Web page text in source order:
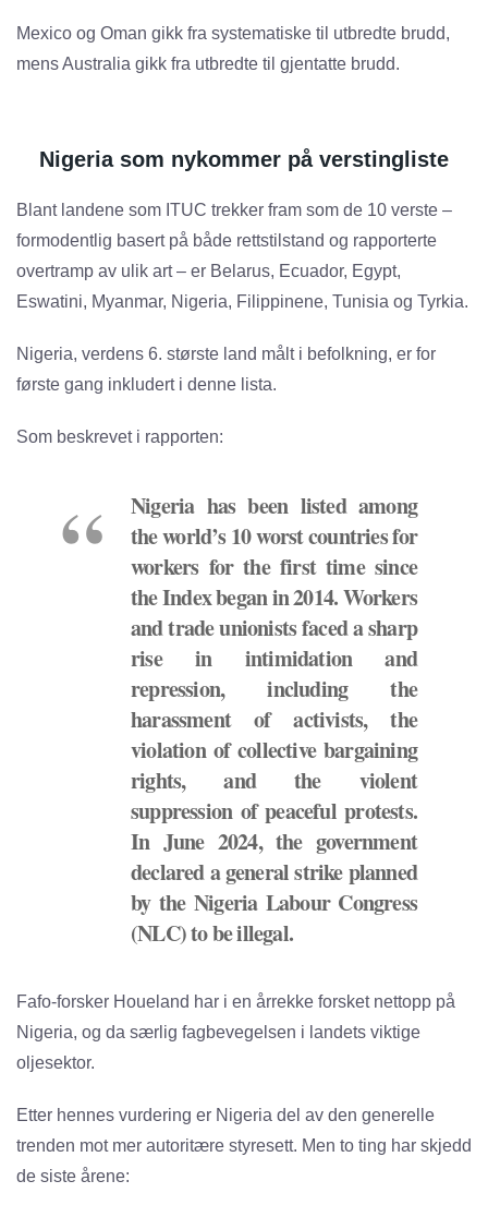
Mexico og Oman gikk fra systematiske til utbredte brudd,
mens Australia gikk fra utbredte til gjentatte brudd.
Nigeria som nykommer på verstingliste
Blant landene som ITUC trekker fram som de 10 verste –
formodentlig basert på både rettstilstand og rapporterte
overtramp av ulik art – er Belarus, Ecuador, Egypt,
Eswatini, Myanmar, Nigeria, Filippinene, Tunisia og Tyrkia.
Nigeria, verdens 6. største land målt i befolkning, er for
første gang inkludert i denne lista.
Som beskrevet i rapporten:
Nigeria has been listed among
the world’s 10 worst countries for
workers for the first time since
the Index began in 2014. Workers
and trade unionists faced a sharp
rise in intimidation and
repression, including the
harassment of activists, the
violation of collective bargaining
rights, and the violent
suppression of peaceful protests.
In June 2024, the government
declared a general strike planned
by the Nigeria Labour Congress
(NLC) to be illegal.
Fafo-forsker Houeland har i en årrekke forsket nettopp på
Nigeria, og da særlig fagbevegelsen i landets viktige
oljesektor.
Etter hennes vurdering er Nigeria del av den generelle
trenden mot mer autoritære styresett. Men to ting har skjedd
de siste årene: